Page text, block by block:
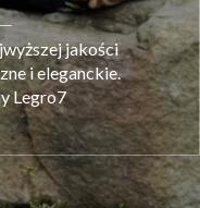
jakości
i eleganckie.
Legro7